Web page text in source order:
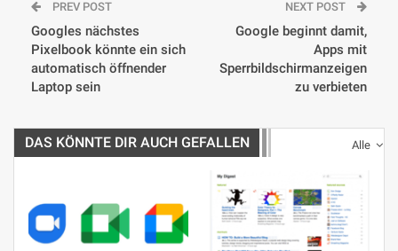
PREV POST
Googles nächstes
Pixelbook könnte ein sich
automatisch öffnender
Laptop sein
NEXT POST
Google beginnt damit,
Apps mit
Sperrbildschirmanzeigen
zu verbieten
Alle
DAS KÖNNTE DIR AUCH GEFALLEN